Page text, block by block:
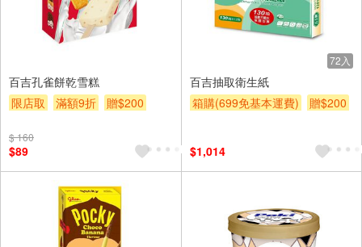
百吉孔雀餅乾雪糕
限店取
滿額9折 贈$200
$ 160
$89
72入
百吉抽取衛生紙
箱購(699免基本運費)
贈$200
$1,014